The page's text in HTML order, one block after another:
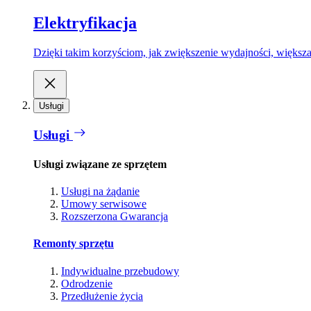
Elektryfikacja
Dzięki takim korzyściom, jak zwiększenie wydajności,
Usługi
Usługi
Usługi związane ze sprzętem
Usługi na żądanie
Umowy serwisowe
Rozszerzona Gwarancja
Remonty sprzętu
Indywidualne przebudowy
Odrodzenie
Przedłużenie życia